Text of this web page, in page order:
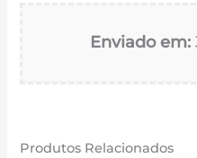
Enviado em:
Produtos Relacionados